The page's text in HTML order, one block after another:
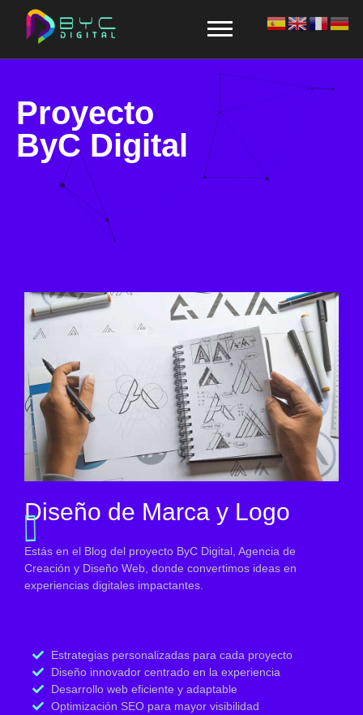
Proyecto
ByC Digital
Diseño de Marca y Logo
Estás en el Blog del proyecto ByC Digital, Agencia de
Creación y Diseño Web, donde convertimos ideas en
experiencias digitales impactantes.
Estrategias personalizadas para cada proyecto
Diseño innovador centrado en la experiencia
Desarrollo web eficiente y adaptable
Optimización SEO para mayor visibilidad